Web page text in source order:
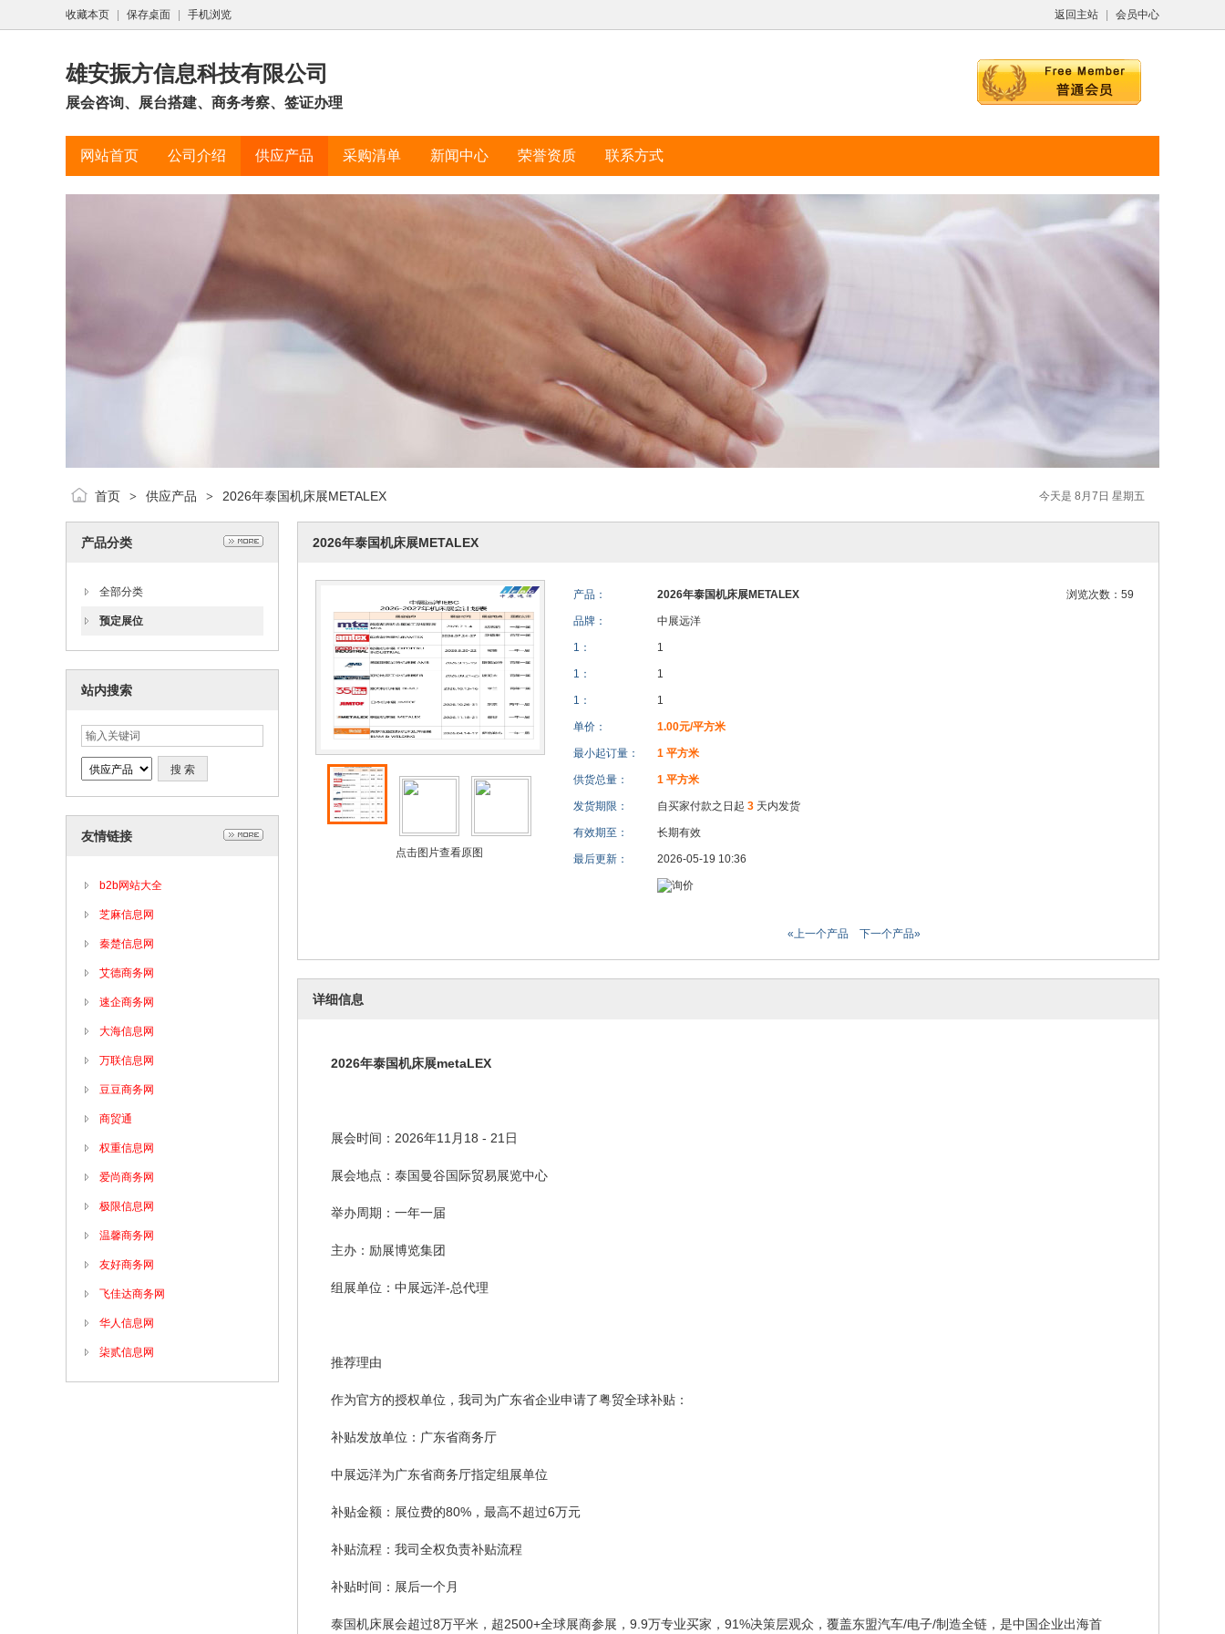
返回主站 会员中心
收藏本页 保存桌面 手机浏览
雄安振方信息科技有限公司
展会咨询、展台搭建、商务考察、签证办理
网站首页 公司介绍 供应产品 采购清单 新闻中心 荣誉资质 联系方式
今天是 8月7日 星期五
首页 > 供应产品 > 2026年泰国机床展METALEX
产品分类
全部分类
预定展位
站内搜索
友情链接
b2b网站大全
芝麻信息网
秦楚信息网
艾德商务网
速企商务网
大海信息网
万联信息网
豆豆商务网
商贸通
权重信息网
爱尚商务网
极限信息网
温馨商务网
友好商务网
飞佳达商务网
华人信息网
柒贰信息网
2026年泰国机床展METALEX
点击图片查看原图
产品： 浏览次数：59
2026年泰国机床展METALEX
品牌： 中展远洋
1： 1
1： 1
1： 1
单价： 1.00元/平方米
最小起订量： 1 平方米
供货总量： 1 平方米
发货期限： 自买家付款之日起 3 天内发货
有效期至： 长期有效
最后更新： 2026-05-19 10:36
«上一个产品 下一个产品»
详细信息
2026年泰国机床展metaLEX
展会时间： 2026年11月18 - 21 日
展会地点：泰国曼谷国际贸易展览中心
举办周期：一年一届
主办： 励展博览集团
组展单位：中展远洋-总代理
推荐理由
作为官方的授权单位，我司为广东省企业申请了粤贸全球补贴：
补贴发放单位：广东省商务厅
中展远洋为广东省商务厅指定组展单位
补贴金额：展位费的80%，最高不超过6万元
补贴流程：我司全权负责补贴流程
补贴时间：展后一个月
泰国机床展会超过8万平米，超2500+全球展商参展，9.9万专业买家，91%决策层观众，覆盖东盟汽车/电子/制造全链，是中国企业出海首